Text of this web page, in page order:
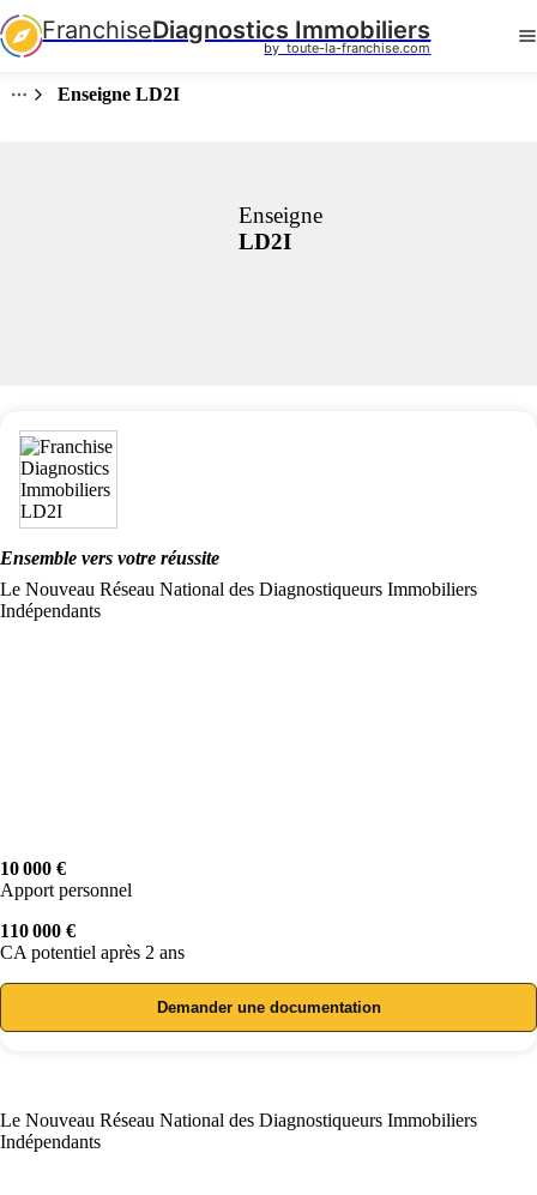
FranchiseDiagnostics Immobiliers
by  toute-la-franchise.com
Enseigne LD2I
Enseigne
LD2I
Ensemble vers votre réussite
Le Nouveau Réseau National des Diagnostiqueurs Immobiliers
Indépendants
10 000 €
Apport personnel
110 000 €
CA potentiel après 2 ans
Demander une documentation
Le Nouveau Réseau National des Diagnostiqueurs Immobiliers
Indépendants